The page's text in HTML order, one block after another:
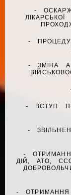
-
-
- ЗМІНА
- ВСТУП
-
-
ДІЙ, АТО,
- ОТРИМАННЯ